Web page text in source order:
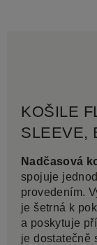
KOŠILE
SLEEVE,
Nadčasová
spojuje
provedením.
je šetrná k
a poskytuje
je dostatečně